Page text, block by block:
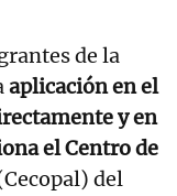
de la
aplicación en el
y en
el Centro de
del